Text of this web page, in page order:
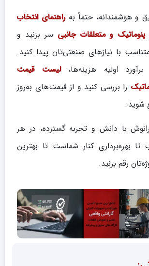
و هوشمندانه، حتماً بهراهنمای انتخاب
پنوماتیک و متعلقات جانبی سر بزنید و
با نیازهای صنعتی‌تان پیدا کنید.
اولیه هزینه‌ها،لیست قیمت
را بررسی کنید و از قیمت‌های به‌روز
شوید.
با دانش و تجربه گسترده، در هر
تا بهره‌برداری کنار شماست تا بهترین
رقم بزنید.